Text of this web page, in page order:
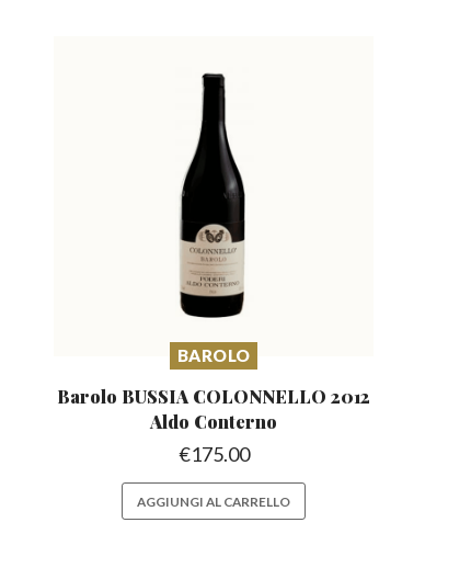
BAROLO
Barolo BUSSIA COLONNELLO2012
Aldo Conterno
€175.00
AGGIUNGI AL CARRELLO